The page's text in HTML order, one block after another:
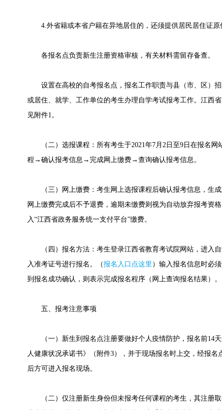
4.外省籍或本省户籍在异地居住的，还须提供居民居住证原
各报名点负责新生注册资格审核，有关材料需留存备查。
设置在高校的自考报名点，报名工作职责与县（市、区）招
或居住、就学、工作单位的考生办理自学考试报考工作。江西
见附件1。
（二）选报课程：所有考生于2021年7月2日至9日在报名网
程→确认报考信息→完成网上缴费→查询确认报考信息。
（三）网上缴费：考生网上选报课程后确认报考信息，生成
网上缴费完成后不予退费，逾期未缴费则视为自动放弃报考资
入“江西省政务服务统一支付平台”缴费。
（四）报名方法：考生登录江西省教育考试院网站，进入自
入准考证号进行报名。（报名入口点这里 ）输入报名信息时必
到报名成功确认，则表示完成报名程序（网上查询报名结果）。
五、报考注意事项
（一）新生到报名点注册要做好个人疫情防护，报名前14天
人健康状况承诺书》（附件3），并于现场报名时上交，经报
后方可进入报名现场。
（二）仅注册新生身份但未报考任何课程的考生，其注册取